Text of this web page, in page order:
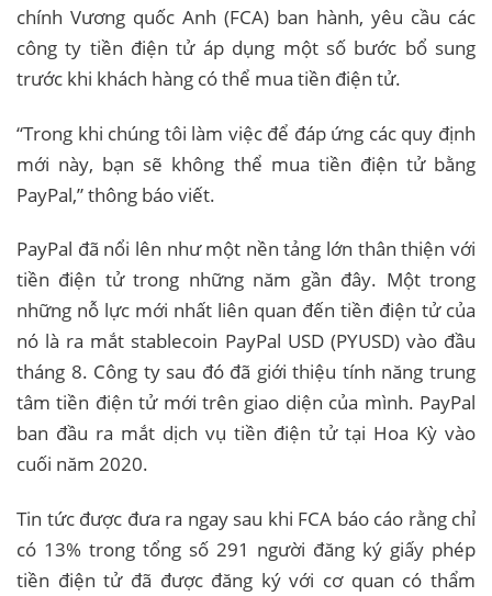
chính Vương quốc Anh (FCA) ban hành, yêu cầu các
công ty tiền điện tử áp dụng một số bước bổ sung
trước khi khách hàng có thể mua tiền điện tử.
“Trong khi chúng tôi làm việc để đáp ứng các quy định
mới này, bạn sẽ không thể mua tiền điện tử bằng
PayPal,” thông báo viết.
PayPal đã nổi lên như một nền tảng lớn thân thiện với
tiền điện tử trong những năm gần đây. Một trong
những nỗ lực mới nhất liên quan đến tiền điện tử của
nó là ra mắt stablecoin PayPal USD (PYUSD) vào đầu
tháng 8. Công ty sau đó đã giới thiệu tính năng trung
tâm tiền điện tử mới trên giao diện của mình. PayPal
ban đầu ra mắt dịch vụ tiền điện tử tại Hoa Kỳ vào
cuối năm 2020.
Tin tức được đưa ra ngay sau khi FCA báo cáo rằng chỉ
có 13% trong tổng số 291 người đăng ký giấy phép
tiền điện tử đã được đăng ký với cơ quan có thẩm